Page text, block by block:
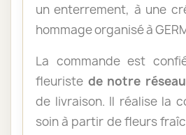
un enterrement, à une
hommage organisé à
La commande est
fleuriste de notre réseau
de livraison. Il réalise la
soin à partir de fleurs